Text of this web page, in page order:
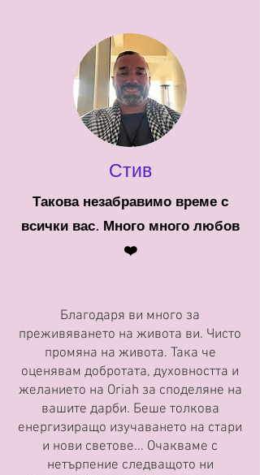
Стив
Такова незабравимо време с
всички вас. Много много любов
❤️
Благодаря ви много за
преживяването на живота ви. Чисто
промяна на живота. Така че
оценявам добротата, духовността и
желанието на Oriah за споделяне на
вашите дарби. Беше толкова
енергизиращо изучаването на стари
и нови светове... Очакваме с
нетърпение следващото ни